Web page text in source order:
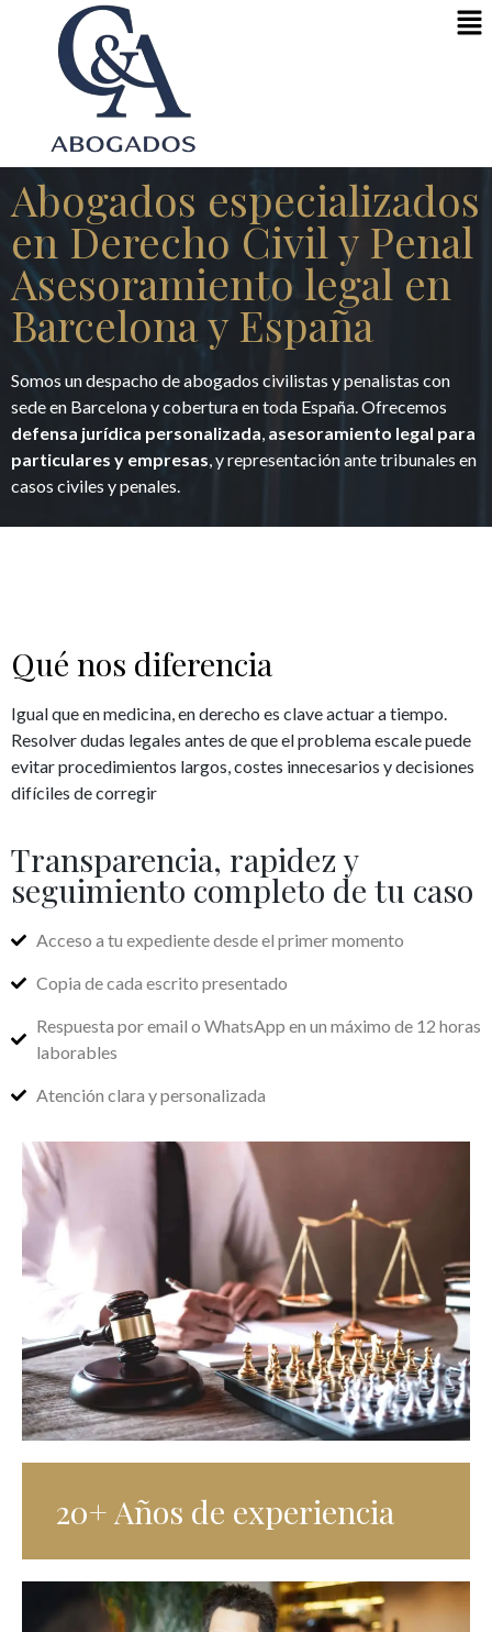
Abogados especializados
en Derecho Civil y Penal
Asesoramiento legal en
Barcelona y España
Somos un despacho de abogados civilistas y penalistas con
sede en Barcelona y cobertura en toda España. Ofrecemos
defensa jurídica personalizada, asesoramiento legal para
particulares y empresas, y representación ante tribunales en
casos civiles y penales.
Qué nos diferencia
Igual que en medicina, en derecho es clave actuar a tiempo.
Resolver dudas legales antes de que el problema escale puede
evitar procedimientos largos, costes innecesarios y decisiones
difíciles de corregir
Transparencia, rapidez y
seguimiento completo de tu caso
Acceso a tu expediente desde el primer momento
Copia de cada escrito presentado
Respuesta por email o WhatsApp en un máximo de 12 horas
laborables
Atención clara y personalizada
20+ Años de experiencia